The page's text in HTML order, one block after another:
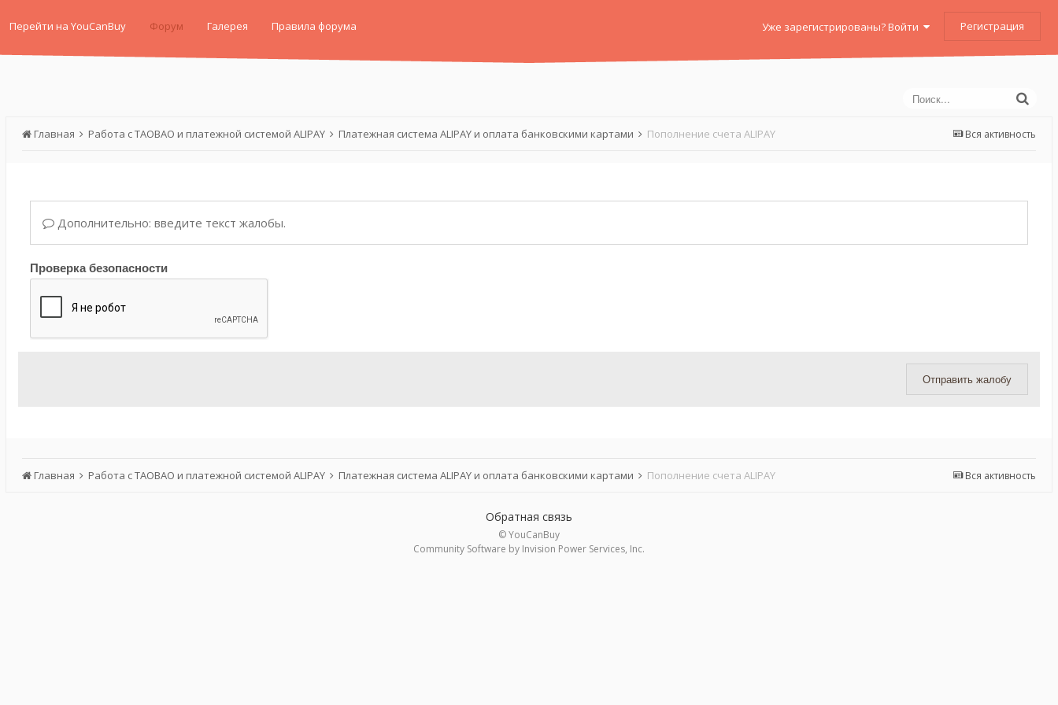
Перейти на YouCanBuy Форум Галерея Правила форума Уже зарегистрированы? Войти Регистрация
Вся активность
Главная Работа с TAOBAO и платежной системой ALIPAY Платежная система ALIPAY и оплата банковскими картами Пополнение счета ALIPAY
Дополнительно: введите текст жалобы.
Проверка безопасности
Отправить жалобу
Вся активность
Главная Работа с TAOBAO и платежной системой ALIPAY Платежная система ALIPAY и оплата банковскими картами Пополнение счета ALIPAY
Обратная связь
© YouCanBuy
Community Software by Invision Power Services, Inc.